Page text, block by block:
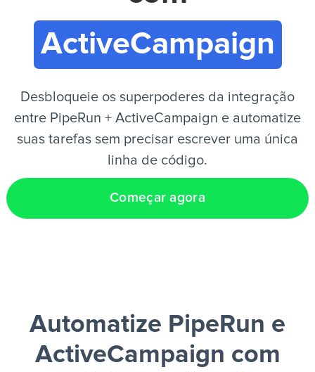
PT
ActiveCampaign
Desbloqueie os superpoderes da integração
entre PipeRun + ActiveCampaign e automatize
suas tarefas sem precisar escrever uma única
linha de código.
Começar agora
Automatize PipeRun e
ActiveCampaign com